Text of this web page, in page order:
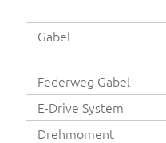
Gabel
Federweg Gabel
E-Drive System
Drehmoment